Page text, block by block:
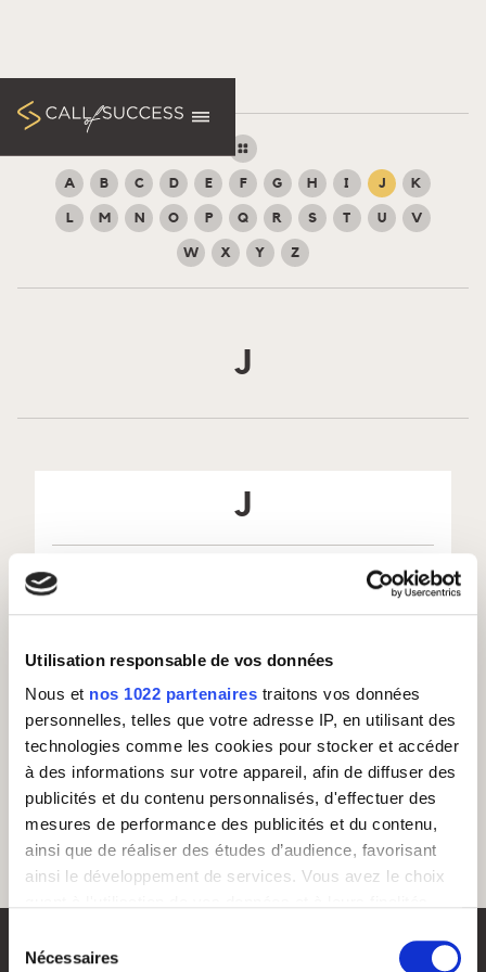
Utilisation responsable de vos données
Nous et nos 1022 partenaires traitons vos données
personnelles, telles que votre adresse IP, en utilisant des
technologies comme les cookies pour stocker et accéder
à des informations sur votre appareil, afin de diffuser des
publicités et du contenu personnalisés, d'effectuer des
mesures de performance des publicités et du contenu,
ainsi que de réaliser des études d’audience, favorisant
ainsi le développement de services. Vous avez le choix
tout moment en consultant la Déclaration relative aux
Nécessaires
A B C D E F G H I J K
L M N O P Q R S T U V
W X Y Z
J
J
Aucune définition disponible pour cette lettre